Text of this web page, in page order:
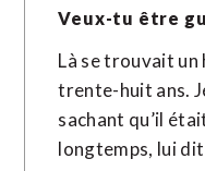
Veux-tu être
Là se trouvait un
trente-huit ans.
sachant qu’il
longtemps, lui